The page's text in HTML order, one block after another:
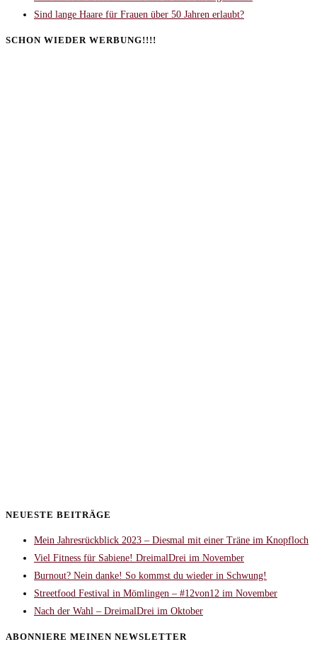
Sind lange Haare für Frauen über 50 Jahren erlaubt?
SCHON WIEDER WERBUNG!!!!
NEUESTE BEITRÄGE
Mein Jahresrückblick 2023 – Diesmal mit einer Träne im Knopfloch
Viel Fitness für Sabiene! DreimalDrei im November
Burnout? Nein danke! So kommst du wieder in Schwung!
Streetfood Festival in Mömlingen – #12von12 im November
Nach der Wahl – DreimalDrei im Oktober
ABONNIERE MEINEN NEWSLETTER